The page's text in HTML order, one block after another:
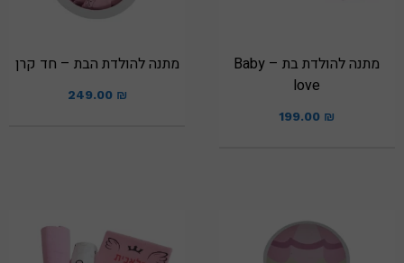
מתנה להולדת בת – Baby
love
199.00 ₪
מתנה להולדת הבת – חד קרן
249.00 ₪